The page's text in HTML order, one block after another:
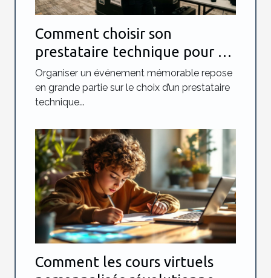
Comment choisir son
prestataire technique pour un
événement réussi ?
Organiser un événement mémorable repose
en grande partie sur le choix d’un prestataire
technique...
Comment les cours virtuels